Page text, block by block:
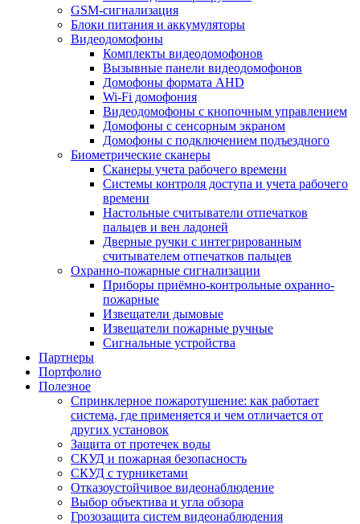
GSM-сигнализация
Блоки питания и аккумуляторы
Видеодомофоны
Комплекты видеодомофонов
Вызывные панели видеодомофонов
Домофоны формата AHD
Wi-Fi домофония
Видеодомофоны с кнопочным управлением
Домофоны с сенсорным экраном
Домофоны с подключением подъездного
Биометрические сканеры
Сканеры учета рабочего времени
Системы контроля доступа и учета рабочего
времени
Настольные считыватели отпечатков
пальцев и вен ладоней
Дверные ручки с интегрированным
считывателем отпечатков пальцев
Охранно-пожарные сигнализации
Приборы приёмно-контрольные охранно-
пожарные
Извещатели дымовые
Извещатели пожарные ручные
Сигнальные устройства
Партнеры
Портфолио
Полезное
Спринклерное пожаротушение: как работает
система, где применяется и чем отличается от
других установок
Защита от протечек воды
СКУД и пожарная безопасность
СКУД с турникетами
Отказоустойчивое видеонаблюдение
Выбор объектива и угла обзора
Грозозащита систем видеонаблюдения